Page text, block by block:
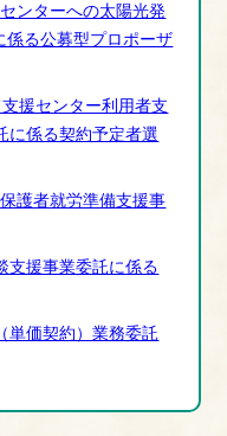
ンターへの太陽光発
係る公募型プロポーザ
援センター利用者支
に係る契約予定者選
護者就労準備支援事
支援事業委託に係る
単価契約）業務委託